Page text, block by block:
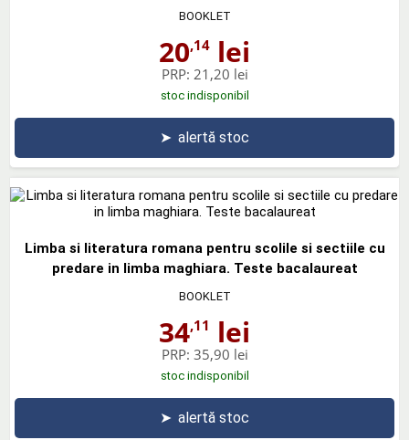
BOOKLET
20,14 lei
PRP: 21,20 lei
stoc indisponibil
➤ alertă stoc
Limba si literatura romana pentru scolile si sectiile cu
predare in limba maghiara. Teste bacalaureat
BOOKLET
34,11 lei
PRP: 35,90 lei
stoc indisponibil
➤ alertă stoc